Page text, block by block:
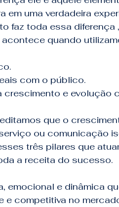
em uma verdadeira
faz toda essa diferença
quando
com o público.
crescimento e evolução
que o
ou comunicação
três pilares que
a receita do sucesso.
emocional e dinâmica
e competitiva no